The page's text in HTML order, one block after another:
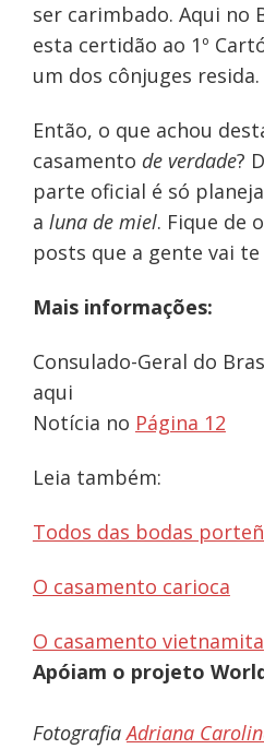
ser carimbado. Aqui no
esta certidão ao 1º
um dos cônjuges resida.
Então, o que achou
casamento de verdade?
parte oficial é só
a luna de miel. Fique de
posts que a gente vai
Mais informações:
Consulado-Geral do
aqui
Notícia no Página 12
Leia também:
Todos das bodas
O casamento carioca
O casamento vietnamita
Apóiam o projeto
FotografiaAdriana